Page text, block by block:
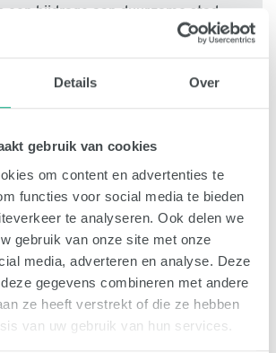
Details Over
gebruik van cookies
om content en advertenties te
functies voor social media te bieden
te analyseren. Ook delen we
gebruik van onze site met onze
media, adverteren en analyse. Deze
gegevens combineren met andere
ze heeft verstrekt of die ze hebben
van uw gebruik van hun services.
een bijdrage aan duurzame stad,
warmte-isolatie en reductie
eilandeffect.
kan worden besteld bij